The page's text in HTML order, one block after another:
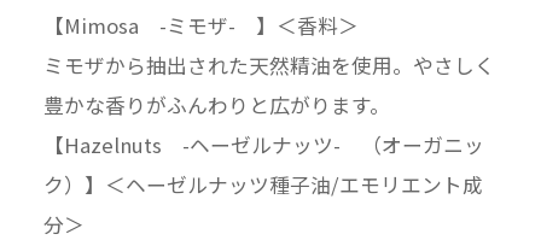
【Mimosa -ミモザ- 】＜香料＞
ミモザから抽出された天然精油を使用。やさしく
豊かな香りがふんわりと広がります。
【Hazelnuts -ヘーゼルナッツ- （オーガニッ
ク）】＜ヘーゼルナッツ種子油/エモリエント成
分＞